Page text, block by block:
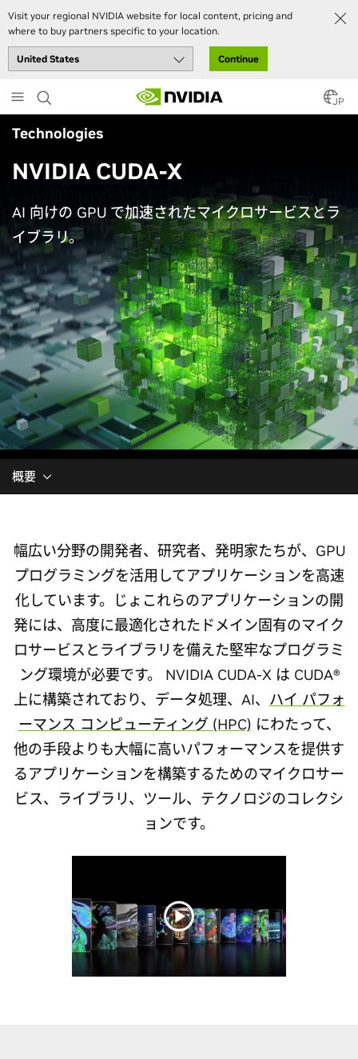
Visit your regional NVIDIA website for local content, pricing and
where to buy partners specific to your location.
Continue
to
main
content
JP
Technologies
NVIDIA CUDA-X
AI 向けの GPU で加速されたマイクロサービスとラ
イブラリ。
概要
幅広い分野の開発者、研究者、発明家たちが、GPU
プログラミングを活用してアプリケーションを高速
化しています。じょこれらのアプリケーションの開
発には、高度に最適化されたドメイン固有のマイク
ロサービスとライブラリを備えた堅牢なプログラミ
ング環境が必要です。 NVIDIA CUDA-X は CUDA®
上に構築されており、データ処理、AI、 ハイ パフォ
ーマンス コンピューティング (HPC) にわたって、
他の手段よりも大幅に高いパフォーマンスを提供す
るアプリケーションを構築するためのマイクロサー
ビス、ライブラリ、ツール、テクノロジのコレクシ
ョンです。